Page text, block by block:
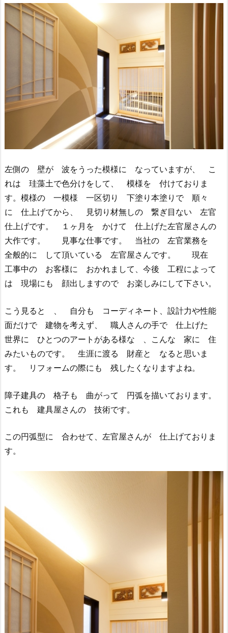
左側の 壁が 波をうった模様に なっていますが、 こ
れは 珪藻土で色分けをして、 模様を 付けておりま
す。模様の 一模様 一区切り 下塗り本塗りで 順々
に 仕上げてから、 見切り材無しの 繋ぎ目ない 左官
仕上げです。 １ヶ月を かけて 仕上げた左官屋さんの
大作です。 見事な仕事です。 当社の 左官業務を
全般的に して頂いている 左官屋さんです。 現在
工事中の お客様に おかれまして、今後 工程によって
は 現場にも 顔出しますので お楽しみにして下さい。
こう見ると 、 自分も コーディネート、設計力や性能
面だけで 建物を考えず、 職人さんの手で 仕上げた
世界に ひとつのアートがある様な 、こんな 家に 住
みたいものです。 生涯に渡る 財産と なると思いま
す。 リフォームの際にも 残したくなりますよね。
障子建具の 格子も 曲がって 円弧を描いております。
これも 建具屋さんの 技術です。
この円弧型に 合わせて、左官屋さんが 仕上げておりま
す。